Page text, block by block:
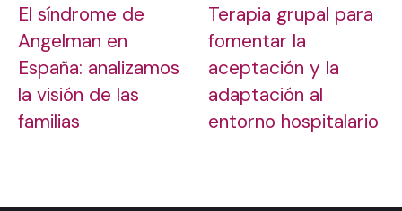
El síndrome de
Angelman en
España: analizamos
la visión de las
familias
Terapia grupal para
fomentar la
aceptación y la
adaptación al
entorno hospitalario